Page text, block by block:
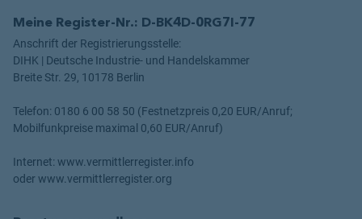
Meine Register-Nr.: D-BK4D-0RG7I-77
Anschrift der Registrierungsstelle:
DIHK | Deutsche Industrie- und Handelskammer
Breite Str. 29, 10178 Berlin
Telefon: 0180 6 00 58 50 (Festnetzpreis 0,20 EUR/Anruf;
Mobilfunkpreise maximal 0,60 EUR/Anruf)
Internet: www.vermittlerregister.info
oder www.vermittlerregister.org